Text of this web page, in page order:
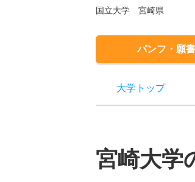
国立大学 宮崎県
パンフ・願
大学トップ
宮崎大学